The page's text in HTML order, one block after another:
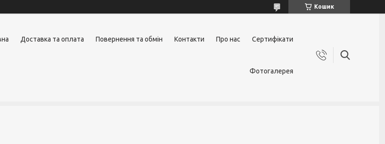
Кошик
Доставка та оплата Повернення та обмін Контакти Про нас Сертифікати
Фотогалерея